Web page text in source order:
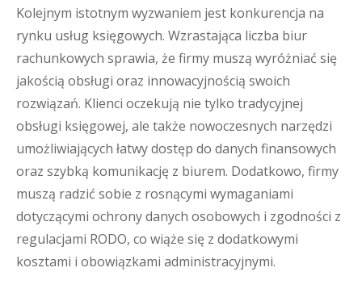
Kolejnym istotnym wyzwaniem jest konkurencja na
rynku usług księgowych. Wzrastająca liczba biur
rachunkowych sprawia, że firmy muszą wyróżniać się
jakością obsługi oraz innowacyjnością swoich
rozwiązań. Klienci oczekują nie tylko tradycyjnej
obsługi księgowej, ale także nowoczesnych narzędzi
umożliwiających łatwy dostęp do danych finansowych
oraz szybką komunikację z biurem. Dodatkowo, firmy
muszą radzić sobie z rosnącymi wymaganiami
dotyczącymi ochrony danych osobowych i zgodności z
regulacjami RODO, co wiąże się z dodatkowymi
kosztami i obowiązkami administracyjnymi.